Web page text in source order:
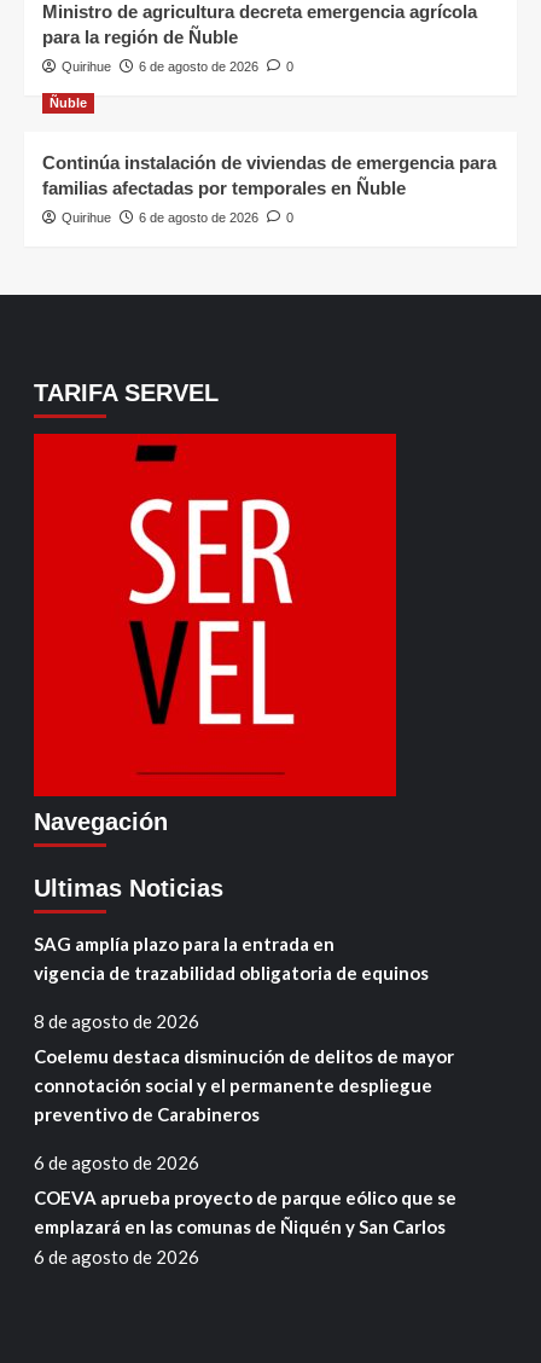
Ministro de agricultura decreta emergencia agrícola
para la región de Ñuble
Quirihue 6 de agosto de 2026 0
Ñuble
Continúa instalación de viviendas de emergencia para
familias afectadas por temporales en Ñuble
Quirihue 6 de agosto de 2026 0
TARIFA SERVEL
Navegación
Ultimas Noticias
SAG amplía plazo para la entrada en
vigencia de trazabilidad obligatoria de equinos
8 de agosto de 2026
Coelemu destaca disminución de delitos de mayor
connotación social y el permanente despliegue
preventivo de Carabineros
6 de agosto de 2026
COEVA aprueba proyecto de parque eólico que se
emplazará en las comunas de Ñiquén y San Carlos
6 de agosto de 2026